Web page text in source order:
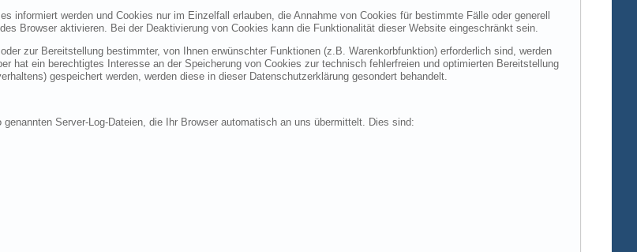
informiert werden und Cookies nur im Einzelfall erlauben, die Annahme von Cookies für bestimmte Fälle oder generell
Browser aktivieren. Bei der Deaktivierung von Cookies kann die Funktionalität dieser Website eingeschränkt sein.
zur Bereitstellung bestimmter, von Ihnen erwünschter Funktionen (z.B. Warenkorbfunktion) erforderlich sind, werden
hat ein berechtigtes Interesse an der Speicherung von Cookies zur technisch fehlerfreien und optimierten Bereitstellung
gespeichert werden, werden diese in dieser Datenschutzerklärung gesondert behandelt.
Server-Log-Dateien, die Ihr Browser automatisch an uns übermittelt. Dies sind: